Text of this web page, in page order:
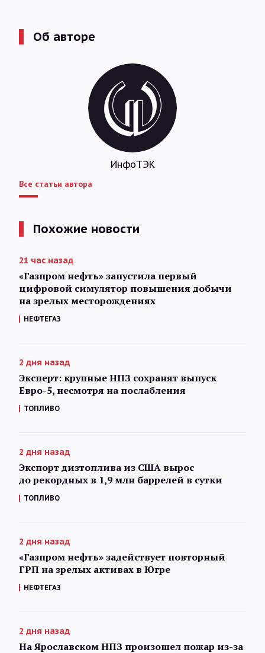
Об авторе
ИнфоТЭК
Все статьи автора
Похожие новости
21 час назад
«Газпром нефть» запустила первый
цифровой симулятор повышения добычи
на зрелых месторождениях
НЕФТЕГАЗ
2 дня назад
Эксперт: крупные НПЗ сохранят выпуск
Евро-5, несмотря на послабления
ТОПЛИВО
2 дня назад
Экспорт дизтоплива из США вырос
до рекордных в 1,9 млн баррелей в сутки
ТОПЛИВО
2 дня назад
«Газпром нефть» задействует повторный
ГРП на зрелых активах в Югре
НЕФТЕГАЗ
2 дня назад
На Ярославском НПЗ произошел пожар из-за